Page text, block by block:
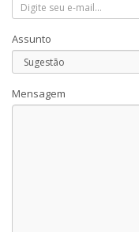
Assunto
Mensagem